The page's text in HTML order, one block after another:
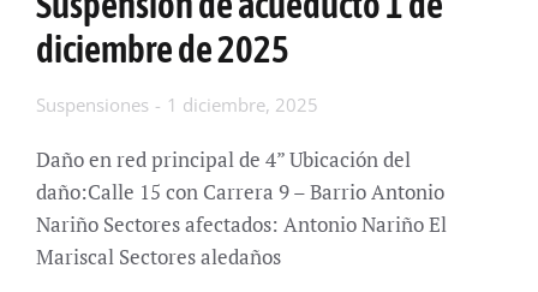
diciembre de 2025
Suspensiones 1 diciembre, 2025
Daño en red principal de 4” Ubicación del
daño:Calle 15 con Carrera 9 – Barrio Antonio
Nariño Sectores afectados: Antonio Nariño El
Mariscal Sectores aledaños